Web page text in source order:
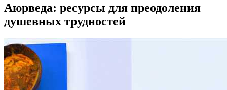
Аюрведа: ресурсы для преодоления
душевных трудностей